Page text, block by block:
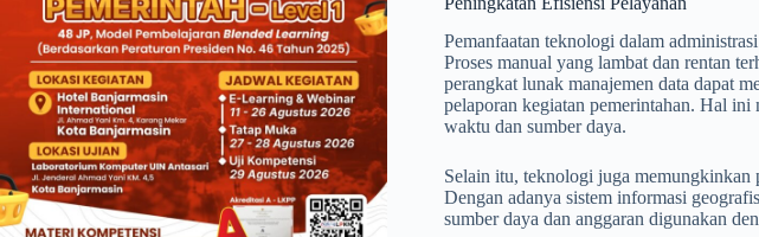
Pemanfaatan teknologi dalam
Proses manual yang lambat dan rentan
perangkat lunak manajemen data dapat
pelaporan kegiatan pemerintahan. Hal ini
waktu dan sumber daya.
Selain itu, teknologi juga memungkinkan
Dengan adanya sistem informasi
sumber daya dan anggaran digunakan